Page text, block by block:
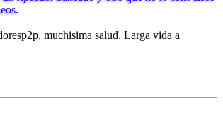
muchisima salud. Larga vida a